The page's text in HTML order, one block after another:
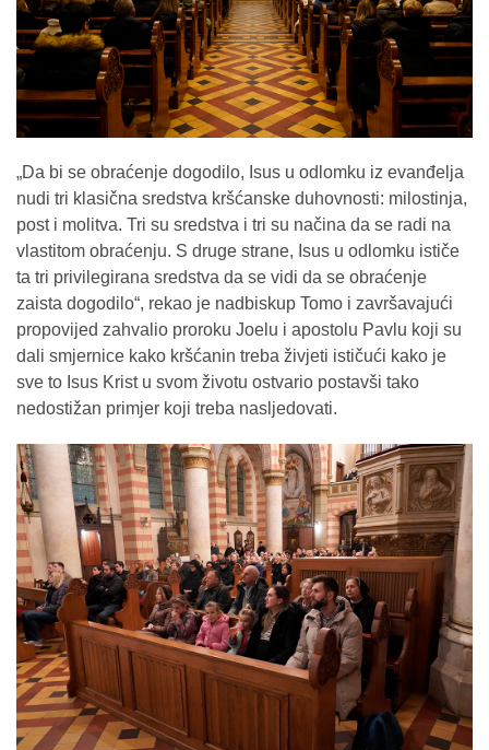
„Da bi se obraćenje dogodilo, Isus u odlomku iz evanđelja
nudi tri klasična sredstva kršćanske duhovnosti: milostinja,
post i molitva. Tri su sredstva i tri su načina da se radi na
vlastitom obraćenju. S druge strane, Isus u odlomku ističe
ta tri privilegirana sredstva da se vidi da se obraćenje
zaista dogodilo“, rekao je nadbiskup Tomo i završavajući
propovijed zahvalio proroku Joelu i apostolu Pavlu koji su
dali smjernice kako kršćanin treba živjeti ističući kako je
sve to Isus Krist u svom životu ostvario postavši tako
nedostižan primjer koji treba nasljedovati.